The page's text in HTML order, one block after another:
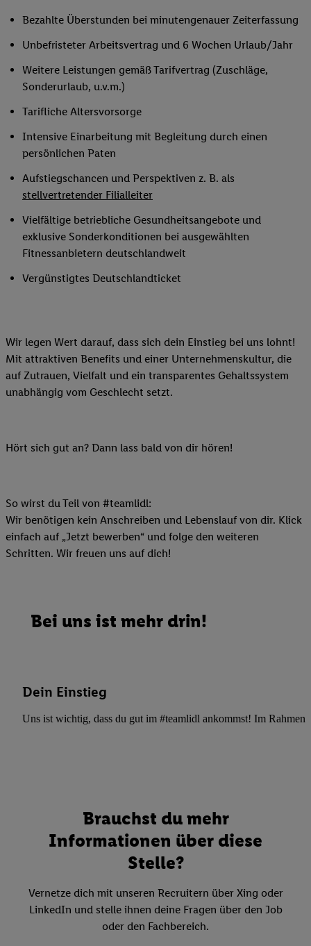
Bezahlte Überstunden bei minutengenauer Zeiterfassung
Unbefristeter Arbeitsvertrag und 6 Wochen Urlaub/Jahr
Weitere Leistungen gemäß Tarifvertrag (Zuschläge,
Sonderurlaub, u.v.m.)
Tarifliche Altersvorsorge
Intensive Einarbeitung mit Begleitung durch einen
persönlichen Paten
Aufstiegschancen und Perspektiven z. B. als
stellvertretender Filialleiter
Vielfältige betriebliche Gesundheitsangebote und
exklusive Sonderkonditionen bei ausgewählten
Fitnessanbietern deutschlandweit
Vergünstigtes Deutschlandticket
Wir legen Wert darauf, dass sich dein Einstieg bei uns lohnt!
Mit attraktiven Benefits und einer Unternehmenskultur, die
auf Zutrauen, Vielfalt und ein transparentes Gehaltssystem
unabhängig vom Geschlecht setzt.
Hört sich gut an? Dann lass bald von dir hören!
So wirst du Teil von #teamlidl:
Wir benötigen kein Anschreiben und Lebenslauf von dir. Klick
einfach auf „Jetzt bewerben“ und folge den weiteren
Schritten. Wir freuen uns auf dich!
Bei uns ist mehr drin!
Dein Einstieg
Uns ist wichtig, dass du gut im #teamlidl ankommst! Im Rahmen
Brauchst du mehr
Informationen über diese
Stelle?
Vernetze dich mit unseren Recruitern über Xing oder
LinkedIn und stelle ihnen deine Fragen über den Job
oder den Fachbereich.